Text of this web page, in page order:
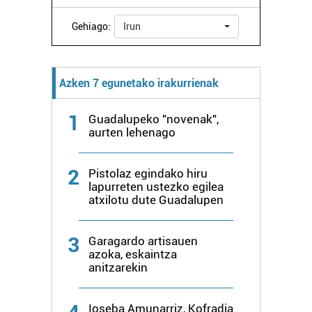
Webgune honek cookie propioak eta hirugarrenen cookie-
fitxategiak erabiltzen ditu. Zure esperientzia eta
baliatzen gara. Ohar hau onartuz gero, teknologia hori
Gehiago: Irun
Azken 7 egunetako irakurrienak
1
Guadalupeko "novenak",
aurten lehenago
2
Pistolaz egindako hiru
lapurreten ustezko egilea
atxilotu dute Guadalupen
3
Garagardo artisauen
azoka, eskaintza
anitzarekin
Ioseba Amunarriz, Kofradia